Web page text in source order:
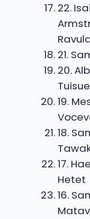
22.
21.
20.
Tuisue
19.
18.
17.
Hetet
16.